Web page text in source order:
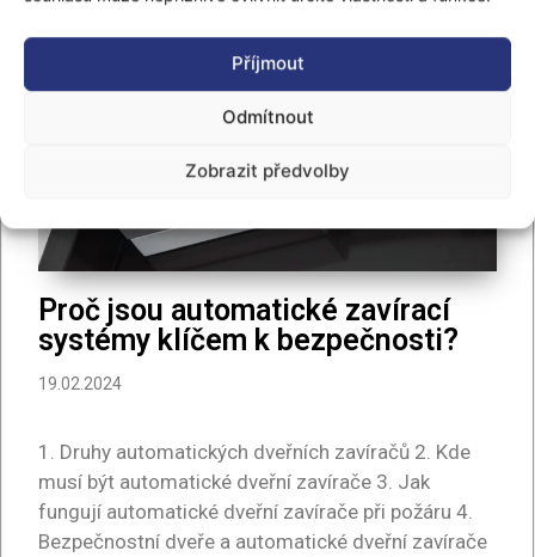
Příjmout
Odmítnout
Zobrazit předvolby
Proč jsou automatické zavírací
systémy klíčem k bezpečnosti?
19.02.2024
1. Druhy automatických dveřních zavíračů 2. Kde
musí být automatické dveřní zavírače 3. Jak
fungují automatické dveřní zavírače při požáru 4.
Bezpečnostní dveře a automatické dveřní zavírače